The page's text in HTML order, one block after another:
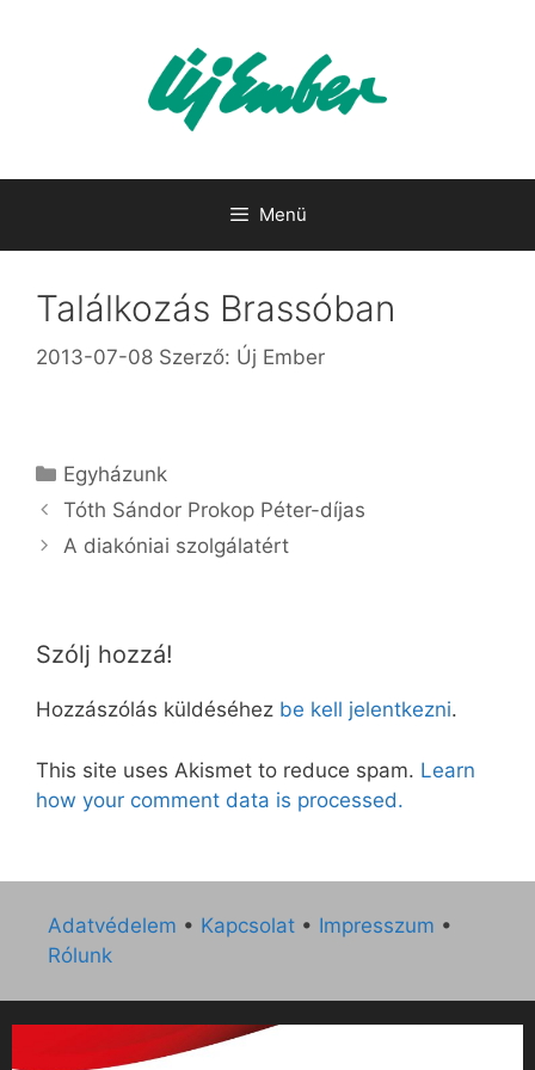
Menü
Találkozás Brassóban
2013-07-08 Szerző: Új Ember
Kategória
Egyházunk
Tóth Sándor Prokop Péter-díjas
A diakóniai szolgálatért
Szólj hozzá!
Hozzászólás küldéséhez be kell jelentkezni.
This site uses Akismet to reduce spam. Learn
how your comment data is processed.
Adatvédelem • Kapcsolat • Impresszum •
Rólunk